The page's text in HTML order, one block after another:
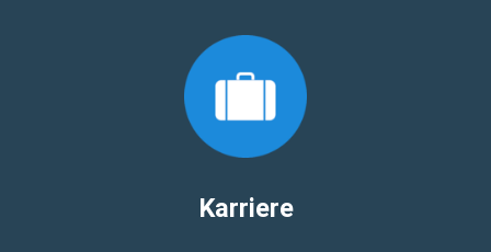
Karriere